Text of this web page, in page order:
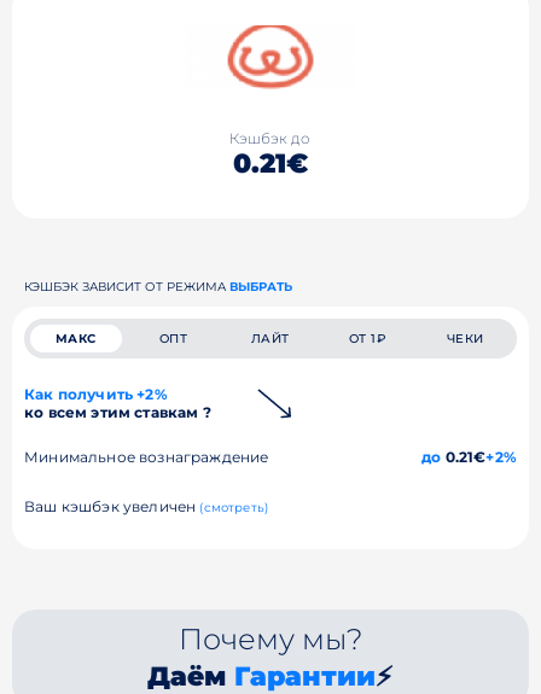
Кэшбэк до
0.21€
КЭШБЭК ЗАВИСИТ ОТ РЕЖИМА ВЫБРАТЬ
МАКС ОПТ ЛАЙТ ОТ 1₽ ЧЕКИ
Как получить +2%
ко всем этим ставкам ?
Минимальное вознаграждение до 0.21€+2%
Ваш кэшбэк увеличен (смотреть)
Почему мы?
Даём Гарантии⚡